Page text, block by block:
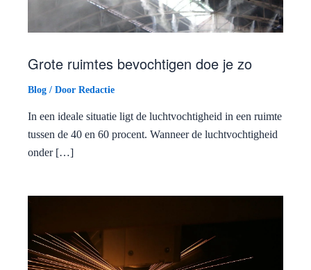
Grote ruimtes bevochtigen doe je zo
Blog / Door Redactie
In een ideale situatie ligt de luchtvochtigheid in een ruimte
tussen de 40 en 60 procent. Wanneer de luchtvochtigheid
onder […]